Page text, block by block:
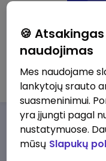
Taika Ström
Darbo
🍪
naudojimas
Mes naudojame
lankytojų srauto
suasmeninimui.
yra įjungti pagal
nustatymuose.
mūsų Slapukų